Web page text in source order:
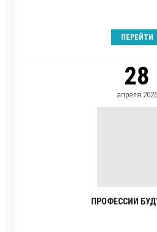
ПЕРЕЙТИ
28
апреля 2025
ПРОФЕССИИ